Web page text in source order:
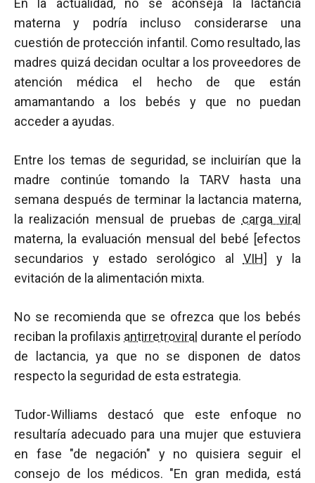
En la actualidad, no se aconseja la lactancia
materna y podría incluso considerarse una
cuestión de protección infantil. Como resultado, las
madres quizá decidan ocultar a los proveedores de
atención médica el hecho de que están
amamantando a los bebés y que no puedan
acceder a ayudas.
Entre los temas de seguridad, se incluirían que la
madre continúe tomando la TARV hasta una
semana después de terminar la lactancia materna,
la realización mensual de pruebas de carga viral
materna, la evaluación mensual del bebé [efectos
secundarios y estado serológico al VIH] y la
evitación de la alimentación mixta.
No se recomienda que se ofrezca que los bebés
reciban la profilaxis antirretroviral durante el período
de lactancia, ya que no se disponen de datos
respecto la seguridad de esta estrategia.
Tudor-Williams destacó que este enfoque no
resultaría adecuado para una mujer que estuviera
en fase "de negación" y no quisiera seguir el
consejo de los médicos. "En gran medida, está